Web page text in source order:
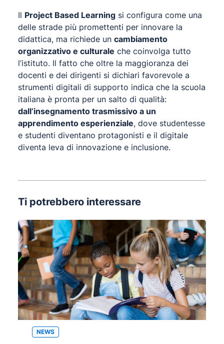
Il Project Based Learning si configura come una
delle strade più promettenti per innovare la
didattica, ma richiede un cambiamento
organizzativo e culturale che coinvolga tutto
l’istituto. Il fatto che oltre la maggioranza dei
docenti e dei dirigenti si dichiari favorevole a
strumenti digitali di supporto indica che la scuola
italiana è pronta per un salto di qualità:
dall’insegnamento trasmissivo a un
apprendimento esperienziale, dove studentesse
e studenti diventano protagonisti e il digitale
diventa leva di innovazione e inclusione.
Ti potrebbero interessare
NEWS